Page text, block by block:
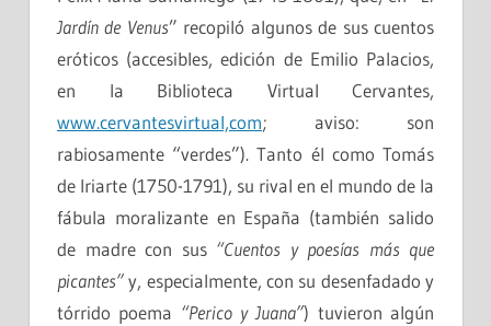
Jardín de Venus” recopiló algunos de sus cuentos
eróticos (accesibles, edición de Emilio Palacios,
en la Biblioteca Virtual Cervantes,
www.cervantesvirtual,com; aviso: son
rabiosamente “verdes”). Tanto él como Tomás
de Iriarte (1750-1791), su rival en el mundo de la
fábula moralizante en España (también salido
de madre con sus “Cuentos y poesías más que
picantes”y, especialmente, con su desenfadado y
tórrido poema “Perico y Juana”) tuvieron algún